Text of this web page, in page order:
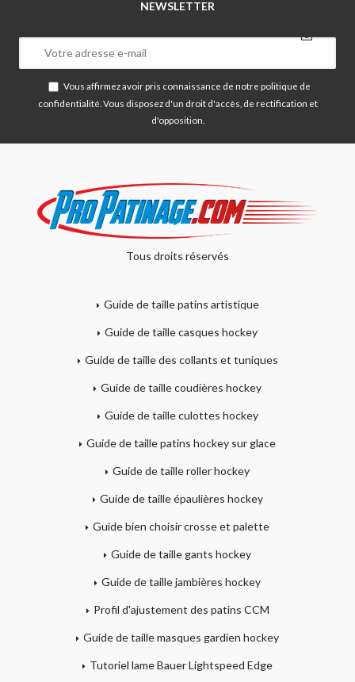
NEWSLETTER
Vous affirmez avoir pris connaissance de notre politique de
confidentialité . Vous disposez d'un droit d'accès, de rectification et
d'opposition.
Tous droits réservés
Guide de taille patins artistique
Guide de taille casques hockey
Guide de taille des collants et tuniques
Guide de taille coudières hockey
Guide de taille culottes hockey
Guide de taille patins hockey sur glace
Guide de taille roller hockey
Guide de taille épaulières hockey
Guide bien choisir crosse et palette
Guide de taille gants hockey
Guide de taille jambières hockey
Profil d'ajustement des patins CCM
Guide de taille masques gardien hockey
Tutoriel lame Bauer Lightspeed Edge